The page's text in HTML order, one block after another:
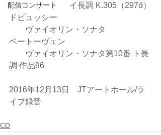
配信コンサート
                          　イ長調 K.305（297d）
ドビュッシー
ヴァイオリン・ソナタ
ベートーヴェン
ヴァイオリン・ソナタ第10番 ト長
調 作品96
2016年12月13日　JTアートホール/ラ
イブ録音
CD